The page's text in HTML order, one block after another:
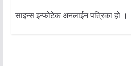
साइन्स इन्फोटेक अनलाईन पत्रिका हो ।